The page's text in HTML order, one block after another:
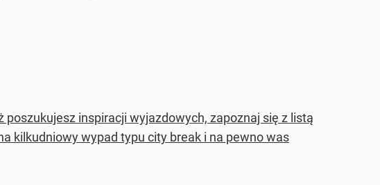
inspiracji wyjazdowych, zapoznaj się z listą
kilkudniowy wypad typu city break i na pewno was